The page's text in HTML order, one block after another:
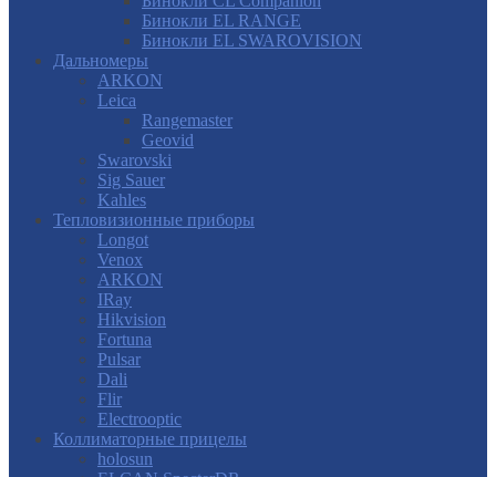
Бинокли EL RANGE
Бинокли EL SWAROVISION
Дальномеры
ARKON
Leica
Rangemaster
Geovid
Swarovski
Sig Sauer
Kahles
Тепловизионные приборы
Longot
Venox
ARKON
IRay
Hikvision
Fortuna
Pulsar
Dali
Flir
Electrooptic
Коллиматорные прицелы
holosun